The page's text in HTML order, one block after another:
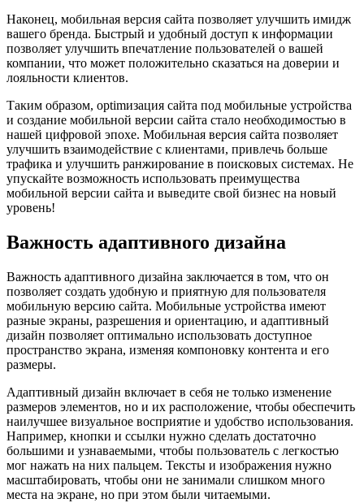
Наконец, мобильная версия сайта позволяет улучшить имидж
вашего бренда. Быстрый и удобный доступ к информации
позволяет улучшить впечатление пользователей о вашей
компании, что может положительно сказаться на доверии и
лояльности клиентов.
Таким образом, оptimизация сайта под мобильные устройства
и создание мобильной версии сайта стало необходимостью в
нашей цифровой эпохе. Мобильная версия сайта позволяет
улучшить взаимодействие с клиентами, привлечь больше
трафика и улучшить ранжирование в поисковых системах. Не
упускайте возможность использовать преимущества
мобильной версии сайта и выведите свой бизнес на новый
уровень!
Важность адаптивного дизайна
Важность адаптивного дизайна заключается в том, что он
позволяет создать удобную и приятную для пользователя
мобильную версию сайта. Мобильные устройства имеют
разные экраны, разрешения и ориентацию, и адаптивный
дизайн позволяет оптимально использовать доступное
пространство экрана, изменяя компоновку контента и его
размеры.
Адаптивный дизайн включает в себя не только изменение
размеров элементов, но и их расположение, чтобы обеспечить
наилучшее визуальное восприятие и удобство использования.
Например, кнопки и ссылки нужно сделать достаточно
большими и узнаваемыми, чтобы пользователь с легкостью
мог нажать на них пальцем. Тексты и изображения нужно
масштабировать, чтобы они не занимали слишком много
места на экране, но при этом были читаемыми.